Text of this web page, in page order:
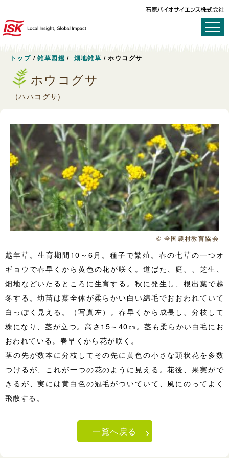
トップ /雑草図鑑 / 畑地雑草 /ホウコグサ
ホウコグサ
(ハハコグサ)
© 全国農村教育協会
越年草。生育期間10～6月。種子で繁殖。春の七草の一つオ
ギョウで春早くから黄色の花が咲く。道ばた、庭、、芝生、
畑地などいたるところに生育する。秋に発生し、根出葉で越
冬する。幼苗は葉全体が柔らかい白い綿毛でおおわれていて
白っぽく見える。（写真左）。春早くから成長し、分枝して
株になり、茎が立つ。高さ15～40㎝。茎も柔らかい白毛にお
おわれている。春早くから花が咲く。
茎の先が数本に分枝してその先に黄色の小さな頭状花を多数
つけるが、これが一つの花のように見える。花後、果実がで
きるが、実には黄白色の冠毛がついていて、風にのってよく
飛散する。
一覧へ戻る